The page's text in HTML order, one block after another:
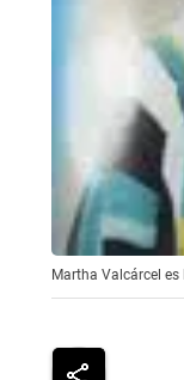
Martha Valcárcel